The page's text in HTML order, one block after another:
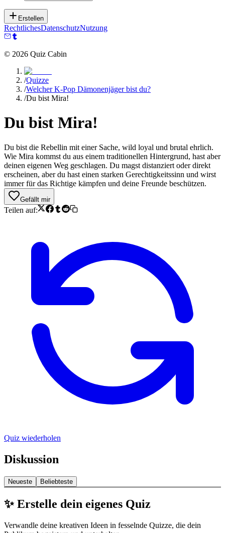
Erstellen
RechtlichesDatenschutzNutzung
© 2026 Quiz Cabin
/Quizze
/Welcher K-Pop Dämonenjäger bist du?
/Du bist Mira!
Du bist Mira!
Du bist die Rebellin mit einer Sache, wild loyal und brutal ehrlich.
Wie Mira kommst du aus einem traditionellen Hintergrund, hast aber
deinen eigenen Weg geschlagen. Du magst distanziert oder direkt
erscheinen, aber du hast einen starken Gerechtigkeitssinn und wirst
immer für das Richtige kämpfen und deine Freunde beschützen.
Gefällt mir
Teilen auf:
Quiz wiederholen
Diskussion
Neueste Beliebteste
✨ Erstelle dein eigenes Quiz
Verwandle deine kreativen Ideen in fesselnde Quizze, die dein